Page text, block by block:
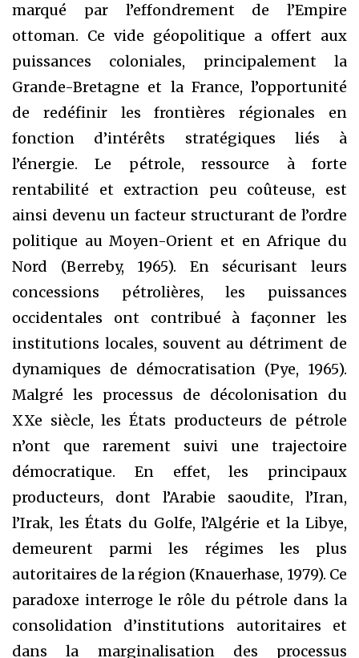
marqué par l’effondrement de l’Empire
ottoman. Ce vide géopolitique a offert aux
puissances coloniales, principalement la
Grande-Bretagne et la France, l’opportunité
de redéfinir les frontières régionales en
fonction d’intérêts stratégiques liés à
l’énergie. Le pétrole, ressource à forte
rentabilité et extraction peu coûteuse, est
ainsi devenu un facteur structurant de l’ordre
politique au Moyen-Orient et en Afrique du
Nord (Berreby, 1965). En sécurisant leurs
concessions pétrolières, les puissances
occidentales ont contribué à façonner les
institutions locales, souvent au détriment de
dynamiques de démocratisation (Pye, 1965).
Malgré les processus de décolonisation du
XXe siècle, les États producteurs de pétrole
n’ont que rarement suivi une trajectoire
démocratique. En effet, les principaux
producteurs, dont l’Arabie saoudite, l’Iran,
l’Irak, les États du Golfe, l’Algérie et la Libye,
demeurent parmi les régimes les plus
autoritaires de la région (Knauerhase, 1979). Ce
paradoxe interroge le rôle du pétrole dans la
consolidation d’institutions autoritaires et
dans la marginalisation des processus